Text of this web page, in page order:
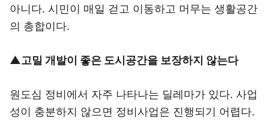
아니다. 시민이 매일 걷고 이동하고 머무는 생활공간
의 총합이다.
▲고밀 개발이 좋은 도시공간을 보장하지 않는다
원도심 정비에서 자주 나타나는 딜레마가 있다. 사업
성이 충분하지 않으면 정비사업은 진행되기 어렵다.